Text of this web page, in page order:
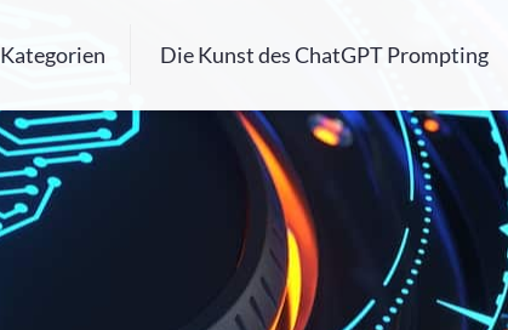
Kategorien Die Kunst des ChatGPT Prompting